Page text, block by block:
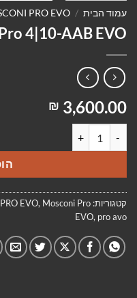
עמוד הבית /
PRO EVO
4|10-AAB EVO
₪ 3,600.00
קטגוריות: EVO, Mosconi Pro
EVO, pro avo